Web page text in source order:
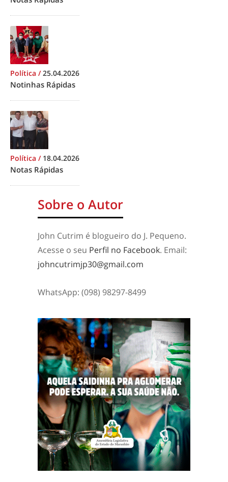
Política /25.04.2026
Notinhas Rápidas
Política / 18.04.2026
Notas Rápidas
Sobre o Autor
John Cutrim é blogueiro do J. Pequeno.
Acesse o seu Perfil no Facebook. Email:
johncutrimjp30@gmail.com
WhatsApp: (098) 98297-8499